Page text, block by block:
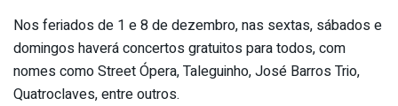
Nos feriados de 1 e 8 de dezembro, nas sextas, sábados e
domingos haverá concertos gratuitos para todos, com
nomes como Street Ópera, Taleguinho, José Barros Trio,
Quatroclaves, entre outros.